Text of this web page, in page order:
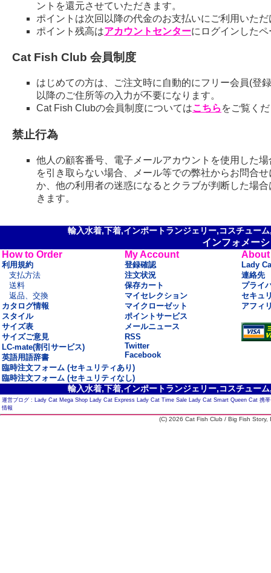
ントを還元させていただきます。
ポイントは次回以降の代金のお支払いにご利用いた
ポイント残高はアカウントセンターにログインした
Cat Fish Club 会員制度
はじめての方は、ご注文時に自動的にフリー会員(登
以降のご住所等の入力が不要になります。
Cat Fish Clubの会員制度についてはこちら をご覧く
禁止行為
他人の顧客番号、電子メールアカウントを使用した
を引き取らない場合、メール等での弊社からお問合
か、他の利用者の迷惑になるとクラブが判断した場
きます。
輸入水着,下着,インポートランジェリー,コスチュー
インフォメー
How to Order
利用規約
支払方法
送料
返品、交換
カタログ情報
スタイル
サイズ表
サイズご意見
LC-mate(割引サービス)
英語用語辞書
My Account
登録確認
注文状況
保存カート
マイセレクション
マイクローゼット
ポイントサービス
メールニュース
RSS
Twitter
Facebook
About
Lady
連絡先
プライ
セキュ
アフィ
臨時注文フォーム (セキュリティあり)
臨時注文フォーム (セキュリティなし)
輸入水着,下着,インポートランジェリー,コスチュー
運営ブログ : Lady Cat Mega Shop Lady Cat Express Lady Cat Time Sale Lady Cat Smart Queen Cat 携
情報
(C) 2026 Cat Fish Club / Big Fish Story,